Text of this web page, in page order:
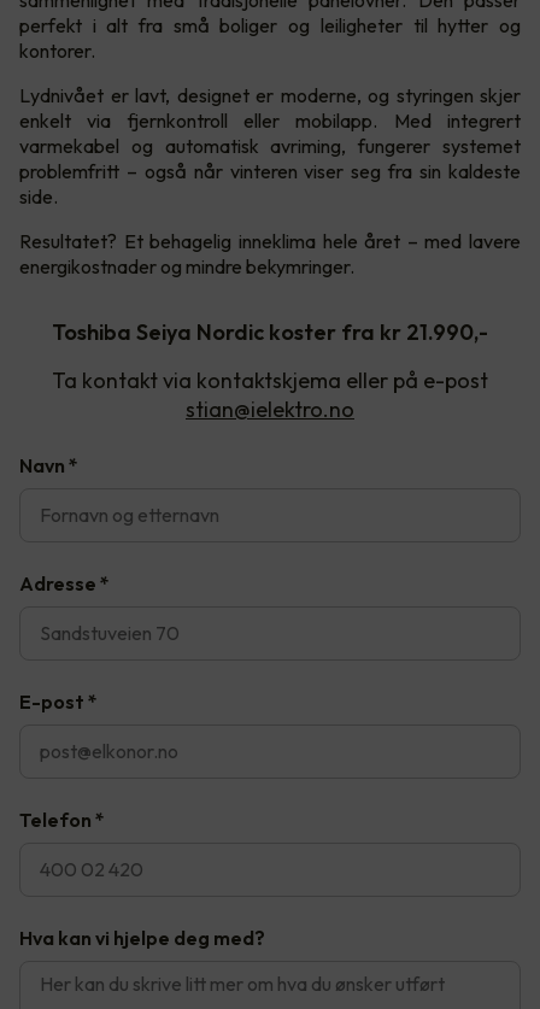
perfekt i alt fra små boliger og leiligheter til hytter og
kontorer.
Lydnivået er lavt, designet er moderne, og styringen skjer
enkelt via fjernkontroll eller mobilapp. Med integrert
varmekabel og automatisk avriming, fungerer systemet
problemfritt – også når vinteren viser seg fra sin kaldeste
side.
Resultatet? Et behagelig inneklima hele året – med lavere
energikostnader og mindre bekymringer.
Toshiba Seiya Nordic koster fra kr 21.990,-
Ta kontakt via kontaktskjema eller på e-post
stian@ielektro.no
Navn *
Adresse *
E-post *
Telefon *
Hva kan vi hjelpe deg med?